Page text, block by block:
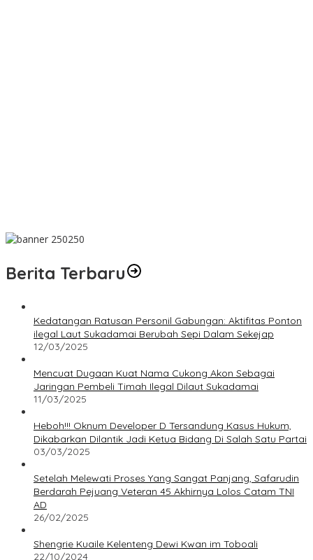
Berita Terbaru
Kedatangan Ratusan Personil Gabungan: Aktifitas Ponton
ilegal Laut Sukadamai Berubah Sepi Dalam Sekejap
12/03/2025
Mencuat Dugaan Kuat Nama Cukong Akon Sebagai
Jaringan Pembeli Timah Ilegal Dilaut Sukadamai
11/03/2025
Heboh!!! Oknum Developer D Tersandung Kasus Hukum,
Dikabarkan Dilantik Jadi Ketua Bidang Di Salah Satu Partai
03/03/2025
Setelah Melewati Proses Yang Sangat Panjang, Safarudin
Berdarah Pejuang Veteran 45 Akhirnya Lolos Catam TNI
AD
26/02/2025
Shengrie Kuaile Kelenteng Dewi Kwan im Toboali
22/10/2024